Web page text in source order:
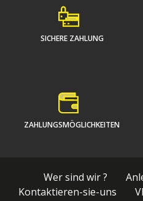
SICHERE ZAHLUNG
ZAHLUNGSMÖGLICHKEITEN
Wer sind wir ?
Kontaktieren-sie-uns